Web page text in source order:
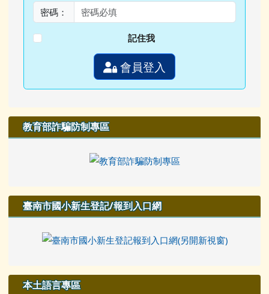
密碼：
記住我
會員登入
教育部詐騙防制專區
臺南市國小新生登記/報到入口網
本土語言專區